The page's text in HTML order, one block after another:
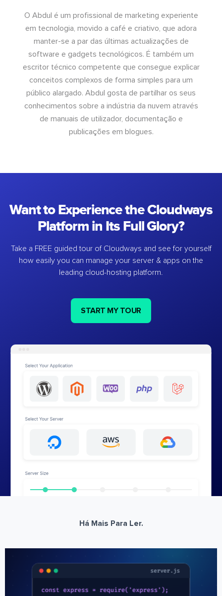
O Abdul é um profissional de marketing experiente
em tecnologia, movido a café e criativo, que adora
manter-se a par das últimas actualizações de
software e gadgets tecnológicos. É também um
escritor técnico competente que consegue explicar
conceitos complexos de forma simples para um
público alargado. Abdul gosta de partilhar os seus
conhecimentos sobre a indústria da nuvem através
de manuais de utilizador, documentação e
publicações em blogues.
Want to Experience the Cloudways
Platform in Its Full Glory?
Take a FREE guided tour of Cloudways and see for yourself
how easily you can manage your server & apps on the
leading cloud-hosting platform.
START MY TOUR
Há Mais Para Ler.